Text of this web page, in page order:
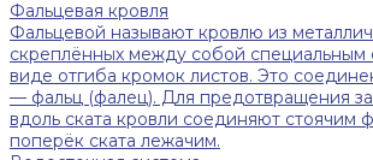
Фальцевая кровля
Фальцевой называют кровлю из
скреплённых между собой специальным
виде отгиба кромок листов. Это
— фальц (фалец). Для предотвращения
вдоль ската кровли соединяют стоячим
поперёк ската лежачим.